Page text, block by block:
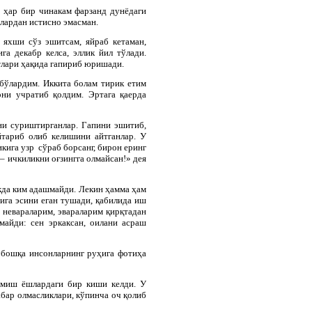
ҳар бир чинакам фарзанд дунёдаги
истисно эмасман.
сўз эшитсам, яйраб кетаман,
декабр келса, эллик йил тўлади.
ҳақида гапириб юришади.
Иккита болам тирик етим
учратиб қолдим. Эртага қаерда
суриштирганлар. Гапини эшитиб,
олиб келишини айтганлар. У
узр сўраб борсанг, бирон еринг
оғзингга олмайсан!» дея
ким адашмайди. Лекин ҳамма ҳам
эсини еган тушади, қабилида иш
эвараларим қирқтадан
сен эркаксан, оилани асраш
инсонларнинг руҳига фотиҳа
ёшлардаги бир киши келди. У
олмасликлари, кўпинча оч қолиб